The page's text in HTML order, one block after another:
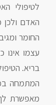
לטיפולי
האדם
החומר
עצמו אינו
בריא.
המתמחה
מאפשרת לך